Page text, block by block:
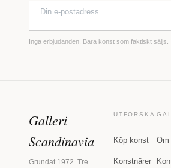
Inga erbjudanden. Bara konst som faktiskt säljs.
Galleri
Scandinavia
Grundat 1972. Tre
UTFORSKA
Köp konst
Konstnärer
Om